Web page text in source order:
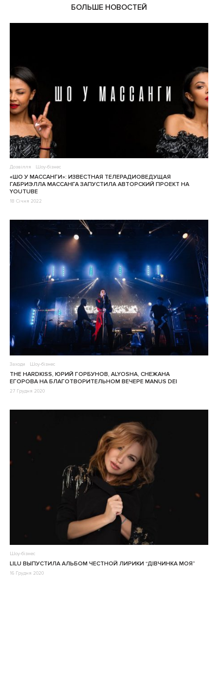
БОЛЬШЕ НОВОСТЕЙ
Дозвілля Шоу-бізнес
«ШО У МАССАНГИ»: ИЗВЕСТНАЯ ТЕЛЕРАДИОВЕДУЩАЯ
ГАБРИЭЛЛА МАССАНГА ЗАПУСТИЛА АВТОРСКИЙ ПРОЕКТ НА
YOUTUBE
18 Січня 2022
Заходи Шоу-бізнес
THE HARDKISS, ЮРИЙ ГОРБУНОВ, ALYOSHA, СНЕЖАНА
ЕГОРОВА НА БЛАГОТВОРИТЕЛЬНОМ ВЕЧЕРЕ MANUS DEI
27 Грудня 2020
Шоу-бізнес
LILU ВЫПУСТИЛА АЛЬБОМ ЧЕСТНОЙ ЛИРИКИ “ДІВЧИНКА МОЯ”
16 Грудня 2020